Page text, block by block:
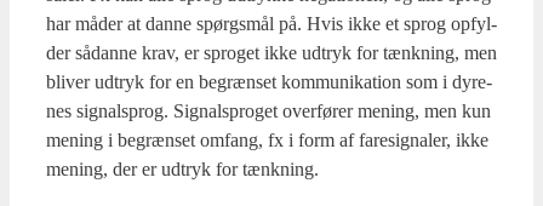
har måder at dan­ne spørgs­mål på. Hvis ikke et sprog opfyl­
der sådan­ne krav, er spro­get ikke udtryk for tænk­ning, men
bli­ver udtryk for en begræn­set kom­mu­ni­ka­tion som i dyre­
nes sig­nal­sprog. Sig­nalspro­get over­fø­rer mening, men kun
mening i begræn­set omfang, fx i form af fare­sig­na­ler, ikke
mening, der er udtryk for tænk­ning.